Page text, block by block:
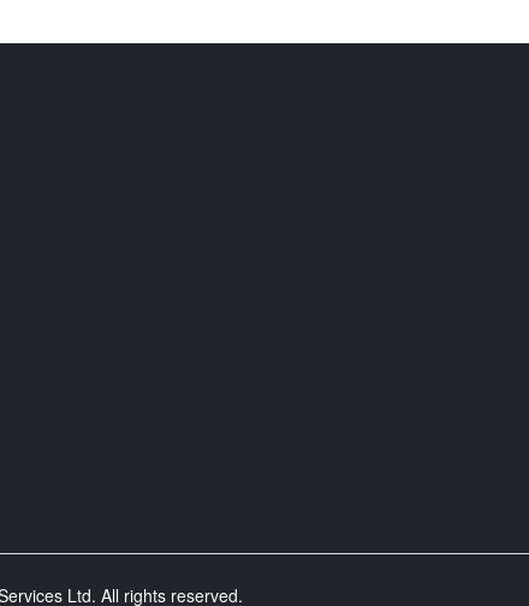
Ltd. All rights reserved.